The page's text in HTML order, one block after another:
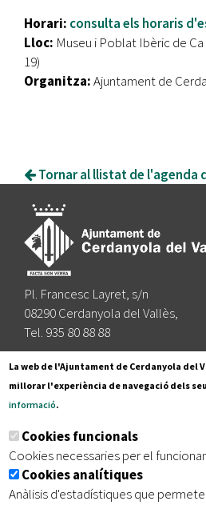
Horari: consulta els horaris
Lloc: Museu i Poblat Ibèric de Ca
19)
Organitza:Ajuntament de
Tornar al llistat de l'agenda
Pl. Francesc Layret, s/n
08290 Cerdanyola del Vallès,
Tel. 935 80 88 88
Segueix-nos a:
Subscriu-te al nostre butlletí
Inici | Avís legal | Protecció de
| Accessibilitat
La web de l'Ajuntament de Cerdanyola del
millorar l'experiència de navegació dels
informació.
Cookies funcionals
Cookies necessaries per el
Cookies analítiques
Anàlisis d'estadístiques que